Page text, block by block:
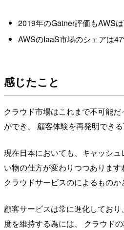
2019年のGatner評価もAWS
AWSのIaaS市場のシェアは
感じたこと
クラウド市場はこれまで不可能
ができ、 顧客体験を再発明できる
現在日本においても、キャッシ
い物の仕方が変わりつつあります
クラウドサービスのによるものか
顧客サービスは常に進化してお
度を維持する為には、 クラウド